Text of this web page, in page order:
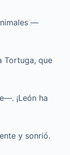
—
Tortuga, que
¡León ha
y sonrió.